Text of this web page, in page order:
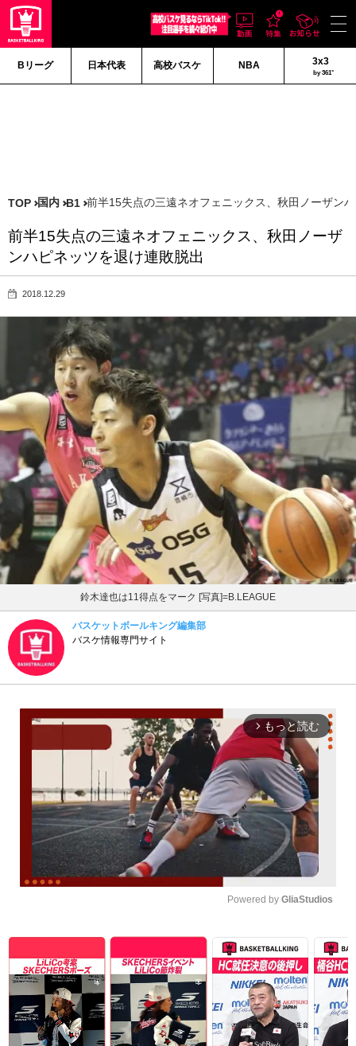
Bリーグ 日本代表 高校バスケ NBA 3x3
by 361°
TOP 国内 B1 前半15失点の三遠ネオフェニックス、秋田ノーザン
前半15失点の三遠ネオフェニックス、秋田ノーザ
ンハピネッツを退け連敗脱出
2018.12.29
鈴木達也は11得点をマーク [写真]=B.LEAGUE
バスケットボールキング編集部
バスケ情報専門サイト
arrow_forward_ios もっと読む
Powered by GliaStudios